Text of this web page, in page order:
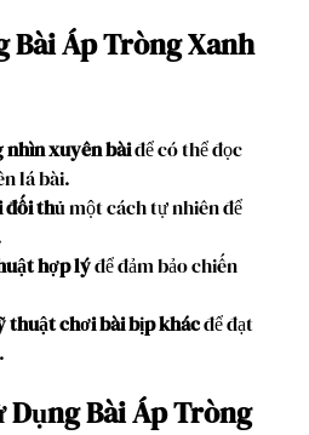
Bài Áp Tròng Xanh
xuyên bàiđể có thể đọc
lá bài.
đối thủmột cách tự nhiên để
hợp lýđể đảm bảo chiến
thuật chơi bài bịp khácđể đạt
Dụng Bài Áp Tròng